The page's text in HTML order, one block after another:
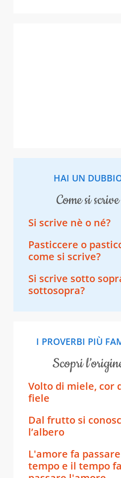
HAI UN
come si scrive
Si scrive nè o né?
Pasticcere o
come si scrive?
Si scrive sotto
sottosopra?
I PROVERBI PIÙ
scopri
Volto di miele, cor
fiele
Dal frutto si
l’albero
L'amore fa
tempo e il tempo fa